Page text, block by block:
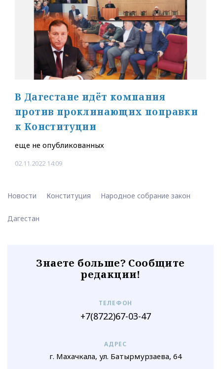
В Дагестане идёт компания
против проклинающих поправки
к Конституции
еще не опубликованных
02.11.2022 14:09
Новости Конституция Народное собрание закон
Дагестан
Знаете больше? Сообщите
редакции!
ТЕЛЕФОН
+7(8722)67-03-47
АДРЕС
г. Махачкала, ул. Батырмурзаева, 64